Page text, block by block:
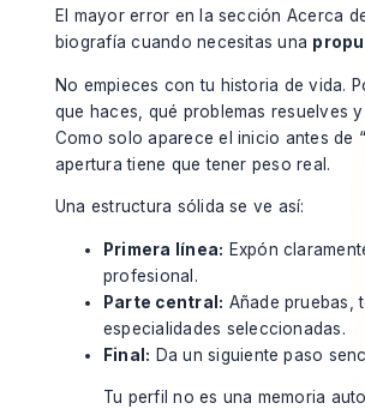
El mayor error en la sección Acerca
biografía cuando necesitas una
No empieces con tu historia de vida.
que haces, qué problemas resuelves
Como solo aparece el inicio antes de
apertura tiene que tener peso real.
Una estructura sólida se ve así:
Primera línea: Expón
profesional.
Parte central: Añade pruebas,
especialidades seleccionadas.
Final: Da un siguiente paso
Tu perfil no es una memoria